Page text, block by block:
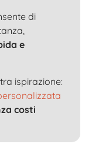
di
e
ispirazione:
costi